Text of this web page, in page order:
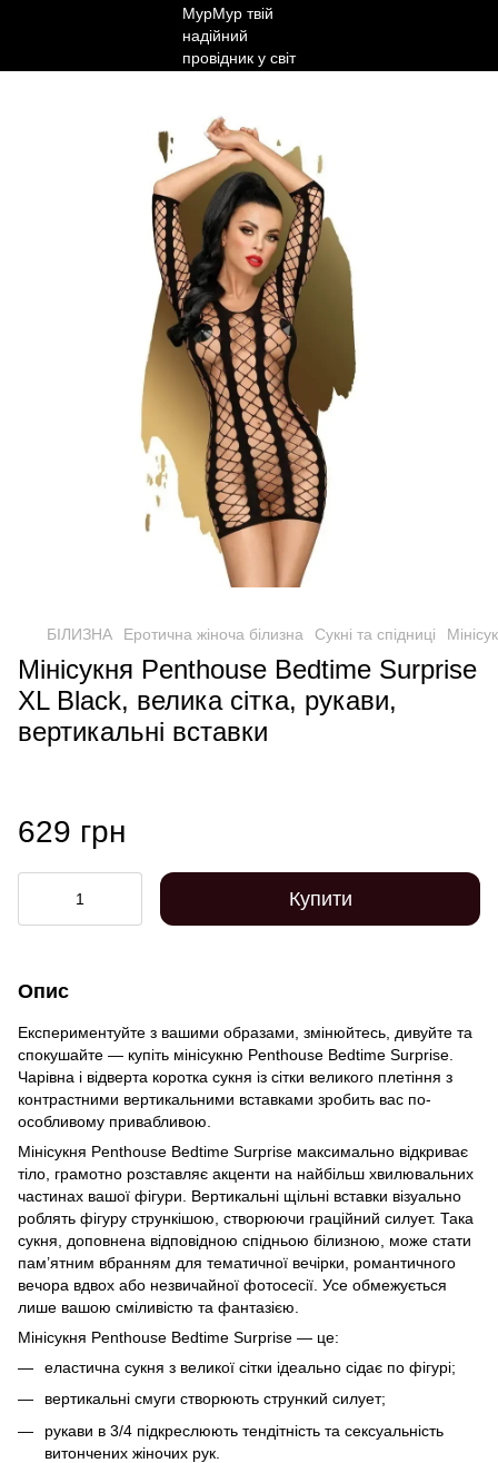
БІЛИЗНА Еротична жіноча білизна Сукні та спідниці
Мінісукня Penthouse Bedtime Surprise
XL Black, велика сітка, рукави,
вертикальні вставки
629 грн
Купити
Опис
Експериментуйте з вашими образами, змінюйтесь, дивуйте та
спокушайте — купіть мінісукню Penthouse Bedtime Surprise.
Чарівна і відверта коротка сукня із сітки великого плетіння з
контрастними вертикальними вставками зробить вас по-
особливому привабливою.
Мінісукня Penthouse Bedtime Surprise максимально відкриває
тіло, грамотно розставляє акценти на найбільш хвилювальних
частинах вашої фігури. Вертикальні щільні вставки візуально
роблять фігуру стрункішою, створюючи граційний силует. Така
сукня, доповнена відповідною спідньою білизною, може стати
пам’ятним вбранням для тематичної вечірки, романтичного
вечора вдвох або незвичайної фотосесії. Усе обмежується
лише вашою сміливістю та фантазією.
Мінісукня Penthouse Bedtime Surprise — це:
еластична сукня з великої сітки ідеально сідає по фігурі;
вертикальні смуги створюють стрункий силует;
рукави в 3/4 підкреслюють тендітність та сексуальність
витончених жіночих рук.